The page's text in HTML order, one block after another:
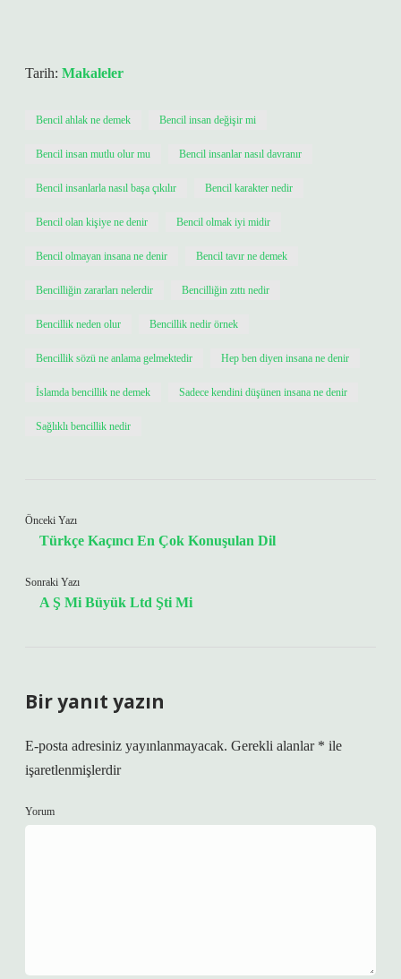
Tarih: Makaleler
Bencil ahlak ne demek Bencil insan değişir mi
Bencil insan mutlu olur mu Bencil insanlar nasıl davranır
Bencil insanlarla nasıl başa çıkılır Bencil karakter nedir
Bencil olan kişiye ne denir Bencil olmak iyi midir
Bencil olmayan insana ne denir Bencil tavır ne demek
Bencilliğin zararları nelerdir Bencilliğin zıttı nedir
Bencillik neden olur Bencillik nedir örnek
Bencillik sözü ne anlama gelmektedir Hep ben diyen insana ne denir
İslamda bencillik ne demek Sadece kendini düşünen insana ne denir
Sağlıklı bencillik nedir
Önceki Yazı
Türkçe Kaçıncı En Çok Konuşulan Dil
Sonraki Yazı
A Ş Mi Büyük Ltd Şti Mi
Bir yanıt yazın
E-posta adresiniz yayınlanmayacak. Gerekli alanlar * ile
işaretlenmişlerdir
Yorum